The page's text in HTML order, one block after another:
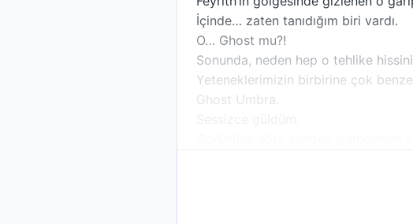
İçinde… zaten tanıdığım biri vardı.
O… Ghost mu?!
Sonunda, neden hep o tehlike
Yeteneklerimizin birbirine çok
Ghost Umbra.